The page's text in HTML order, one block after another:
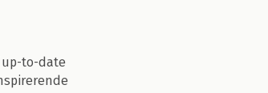
up-to-date